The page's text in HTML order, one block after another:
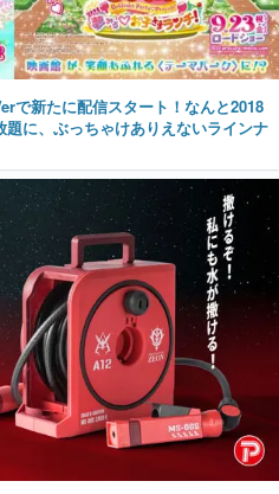
で新たに配信スタート！なんと2018
に、ぶっちゃけありえないラインナ